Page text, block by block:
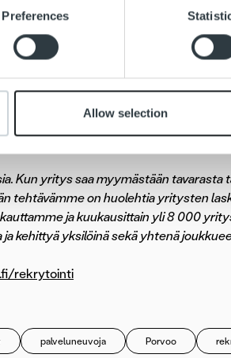
ads, to provide social media
our social media, advertising and
them or that they’ve collected from
Preferences
Allow selection
jättämään
ei onnistu järjestelmän kautta,
)
Kun yritys saa myymästään
tehtävämme on huolehtia yritysten
ja kuukausittain yli 8 000
kehittyä yksilöinä sekä yhtenä
rekrytointi
palveluneuvoja Porvoo